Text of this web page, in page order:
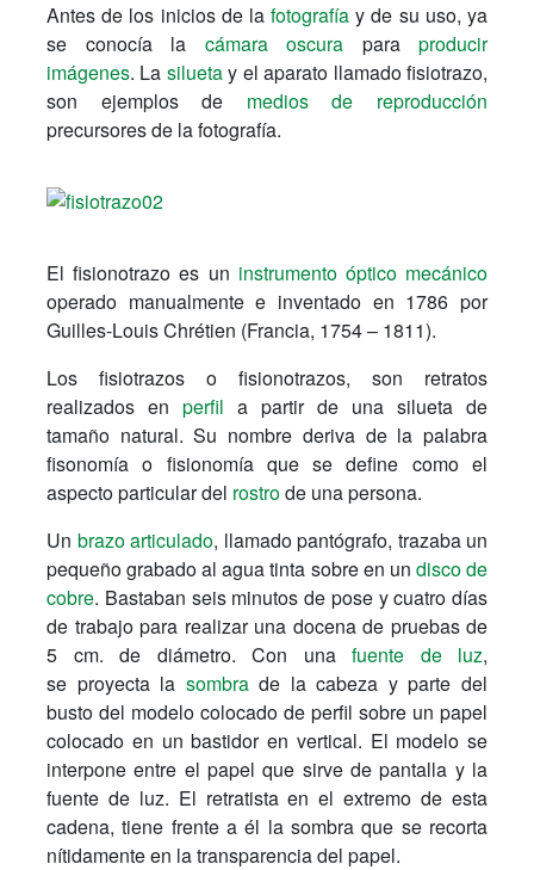
Antes de los inicios de lafotografía y de su uso, ya
se conocía la cámara oscura para producir
imágenes. La siluetay el aparato llamado fisiotrazo,
son ejemplos de medios de reproducción
precursores de la fotografía.
El fisionotrazo es un instrumento óptico mecánico
operado manualmente e inventado en 1786 por
Guilles-Louis Chrétien (Francia, 1754 – 1811).
Los fisiotrazos o fisionotrazos, son retratos
realizados en perfil a partir de una silueta de
tamaño natural. Su nombre deriva de la palabra
fisonomía o fisionomía que se define como el
aspecto particular del rostrode una persona.
Un brazo articulado, llamado pantógrafo, trazaba un
pequeño grabado al agua tinta sobre en un disco de
cobre. Bastaban seis minutos de pose y cuatro días
de trabajo para realizar una docena de pruebas de
5 cm. de diámetro. Con una fuente de luz,
se proyecta la sombrade la cabeza y parte del
busto del modelo colocado de perfil sobre un papel
colocado en un bastidor en vertical. El modelo se
interpone entre el papel que sirve de pantalla y la
fuente de luz. El retratista en el extremo de esta
cadena, tiene frente a él la sombra que se recorta
nítidamente en la transparencia del papel.